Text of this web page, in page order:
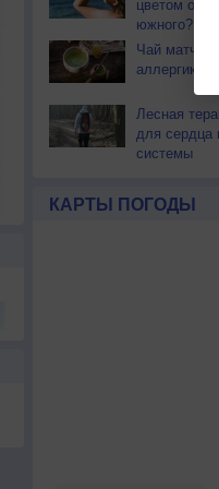
цветом
южного?
Чай матча
аллергикам
Лесная
для сердца
системы
КАРТЫ ПОГОДЫ